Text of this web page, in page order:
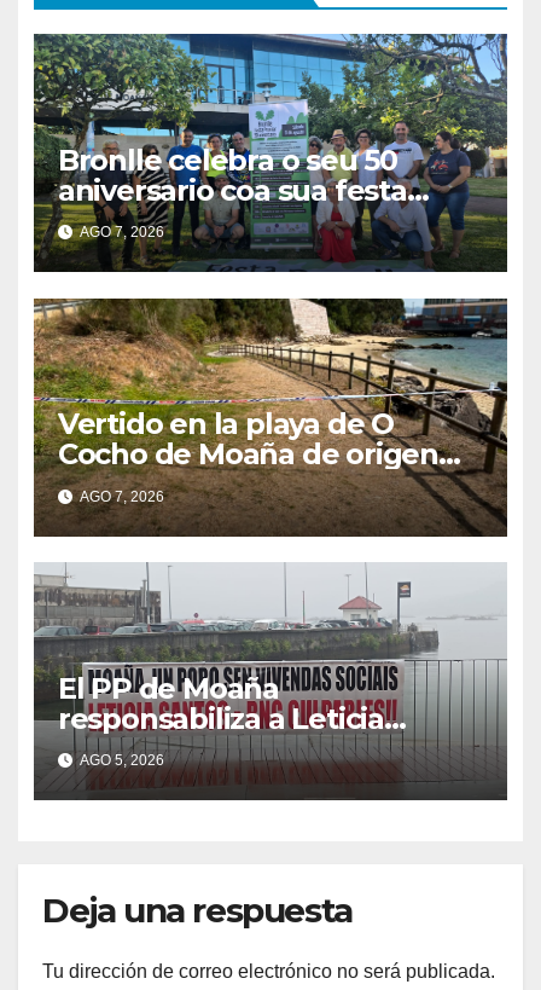
Bronlle celebra o seu 50
aniversario coa sua festa
popular o vindeiro sábado 15
de agosto
AGO 7, 2026
Vertido en la playa de O
Cocho de Moaña de origen
desconocido
AGO 7, 2026
El PP de Moaña
responsabiliza a Leticia
Santos de poner en riesgo la
construcción de viviendas
sociales de As Raíñas
AGO 5, 2026
Deja una respuesta
Tu dirección de correo electrónico no será publicada.